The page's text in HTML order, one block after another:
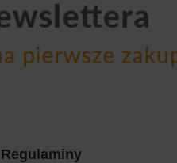
Regulaminy